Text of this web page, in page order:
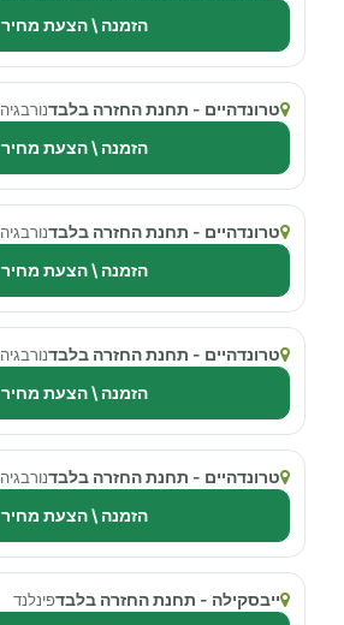
הזמנה \ הצעת מחיר
טרונדהיים - תחנת החזרה בלבדנורבגיה
הזמנה \ הצעת מחיר
טרונדהיים - תחנת החזרה בלבדנורבגיה
הזמנה \ הצעת מחיר
טרונדהיים - תחנת החזרה בלבדנורבגיה
הזמנה \ הצעת מחיר
טרונדהיים - תחנת החזרה בלבדנורבגיה
הזמנה \ הצעת מחיר
ייבסקילה - תחנת החזרה בלבדפינלנד